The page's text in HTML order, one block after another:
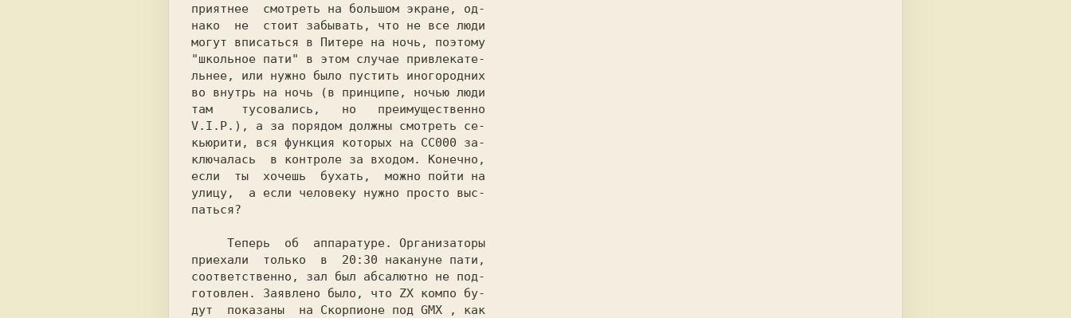
приятнее  смотреть на большом экране, од-
нако  не  стоит забывать, что не все люди
могут вписаться в Питере на ночь, поэтому
"школьное пати" в этом случае привлекате-
льнее, или нужно было пустить иногородних
во внутрь на ночь (в принципе, ночью люди
там    тусовались,   но   преимущественно
V.I.P.), а за порядом должны смотреть се-
кьюрити, вся функция которых на CC000 за-
ключалась  в контроле за входом. Конечно,
если  ты  хочешь  бухать,  можно пойти на
улицу,  а если человеку нужно просто выс-
паться?
приехали  только  в  20:30 накануне пати,
соответственно, зал был абсалютно не под-
готовлен. Заявлено было, что ZX компо бу-
дут  показаны  на Скорпионе под GMX
, как